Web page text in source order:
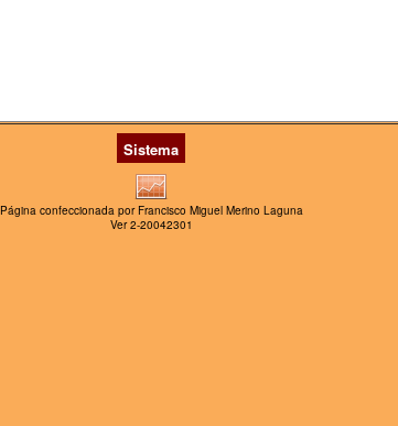
Sistema
Página confeccionada por Francisco Miguel Merino Laguna
Ver 2-20042301